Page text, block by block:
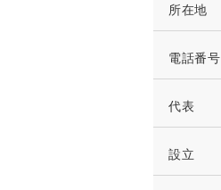
所在地
電話番号
代表
設立